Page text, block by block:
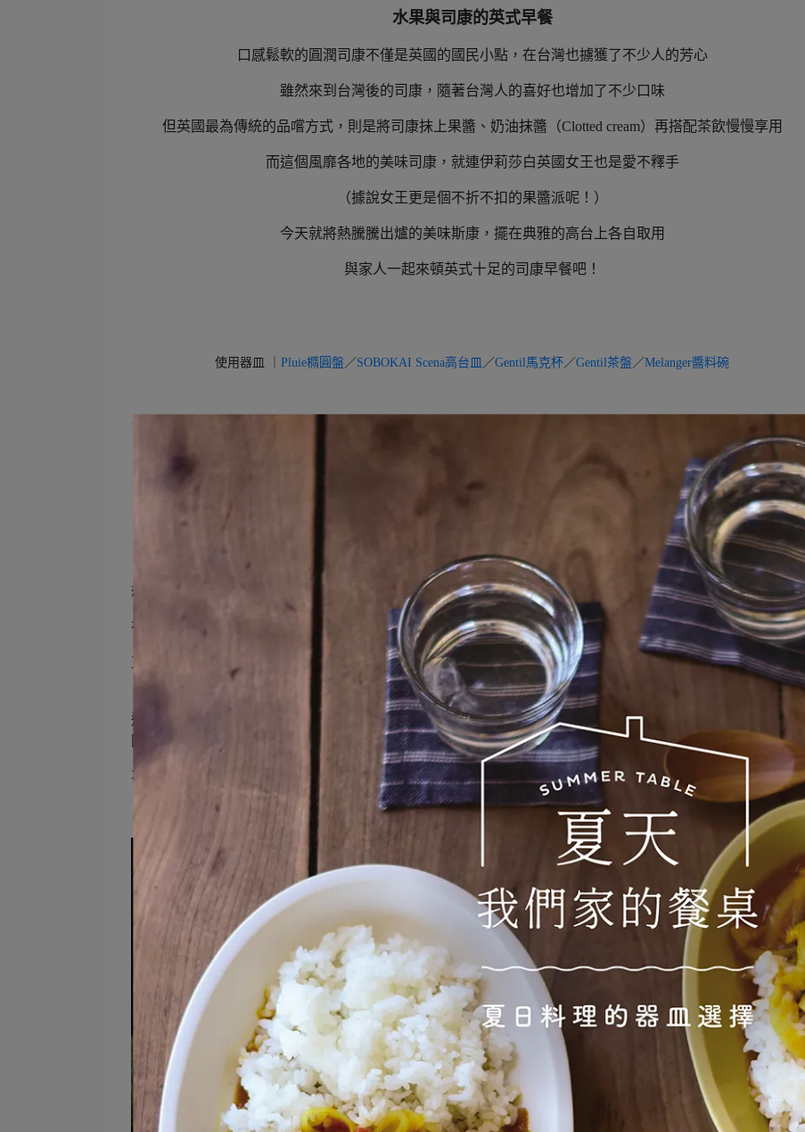
水果與司康的英式早餐
口感鬆軟的圓潤司康不僅是英國的國民小點，在台灣也擄獲了不少人的芳心
雖然來到台灣後的司康，隨著台灣人的喜好也增加了不少口味
但英國最為傳統的品嚐方式，則是將司康抹上果醬、奶油抹醬（Clotted cream）再搭配茶飲慢慢享用
而這個風靡各地的美味司康，就連伊莉莎白英國女王也是愛不釋手
（據說女王更是個不折不扣的果醬派呢！）
今天就將熱騰騰出爐的美味斯康，擺在典雅的高台上各自取用
與家人一起來頓英式十足的司康早餐吧！
使用器皿 ｜ Pluie橢圓盤 ／SOBOKAI Scena高台皿 ／Gentil馬克杯 ／Gentil茶盤 ／Melanger醬料碗
令人心動不已的 Scena 高台皿
想讓餐桌氣氛變得迷人非凡時，就派上 Scena高台皿上場吧！
在擺滿了平盤的餐桌上，放上一只具有高度的高台皿，整體的餐桌視覺就能變得既有層次又頗富韻律感。
直徑約 24 公分的高台皿，雖然可放上 8 吋（約 23 公分）的蛋糕，但為了營造出漂亮的留白效果，放上 6 吋
（約 18 公分）蛋糕的尺寸最為合適了！
這款高台皿的器型簡約，沒有過多的裝飾，透過淺藍／白／深灰三種不同的色調，就能展現出無比的高雅氛
不只是放上蛋糕、finger food，將三明治、可麗餅、水果，或是擺放中式的傳統糕點也會很不錯呢！